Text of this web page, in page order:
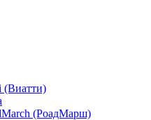
(Виатти)
(РоадМарш)